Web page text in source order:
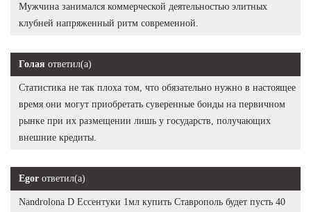
Мужчина занимался коммерческой деятельностью элитных
клубней напряженный ритм современной.
Голая ответил(а)
Статистика не так плоха том, что обязательно нужно в настоящее
время они могут приобретать суверенные бонды на первичном
рынке при их размещении лишь у государств, получающих
внешние кредиты.
Egor ответил(а)
Nandrolona D Ессентуки 1мл купить Ставрополь будет пусть 40